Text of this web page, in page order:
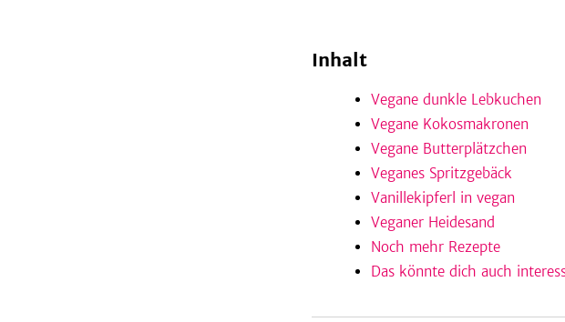
Inhalt
Vegane dunkle Lebkuchen
Vegane Kokosmakronen
Vegane Butterplätzchen
Veganes Spritzgebäck
Vanillekipferl in vegan
Veganer Heidesand
Noch mehr Rezepte
Das könnte dich auch